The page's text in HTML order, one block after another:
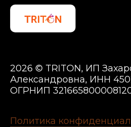
2026 © TRITON, ИП
Александровна, ИНН
ОГРНИП
Политика